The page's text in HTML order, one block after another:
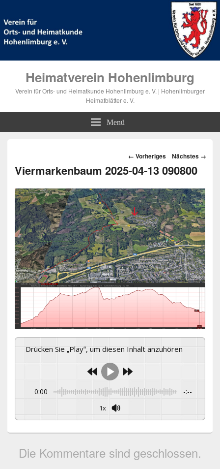
Heimatverein Hohenlimburg
Verein für Orts- und Heimatkunde Hohenlimburg e. V. | Hohenlimburger
Heimatblätter e. V.
Menü
Bilder-
Navigation
← Vorheriges Nächstes →
Viermarkenbaum 2025-04-13 090800
Drücken Sie „Play“, um diesen Inhalt anzuhören
0:00 -:--
1x
Die Kommentare sind geschlossen.